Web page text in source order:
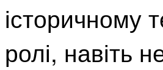
історичному
ролі, навіть